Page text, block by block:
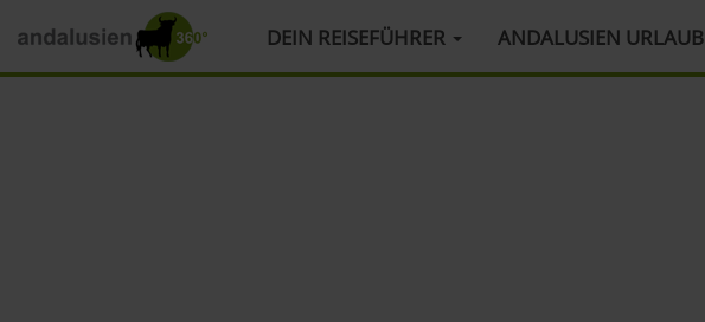
HAUPTMENÜ DEIN REISEFÜHRER ANDALUSIEN URLAUB